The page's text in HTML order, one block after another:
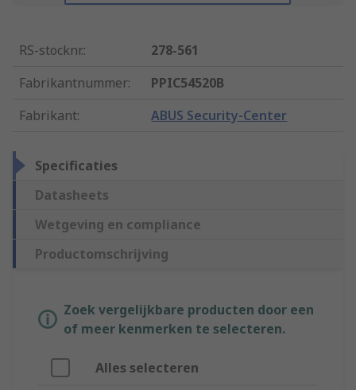
RS-stocknr.:
278-561
Fabrikantnummer:
PPIC54520B
Fabrikant: ABUS Security-Center
Specificaties
Datasheets
Wetgeving en compliance
Productomschrijving
Zoek vergelijkbare producten door een
of meer kenmerken te selecteren.
Alles selecteren